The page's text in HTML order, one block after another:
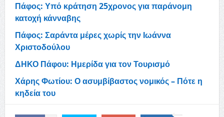
Πάφος: Υπό κράτηση 25χρονος για παράνομη
κατοχή κάνναβης
Πάφος: Σαράντα μέρες χωρίς την Ιωάννα
Χριστοδούλου
ΔΗΚΟ Πάφου: Ημερίδα για τον Τουρισμό
Χάρης Φωτίου: Ο ασυμβίβαστος νομικός – Πότε η
κηδεία του